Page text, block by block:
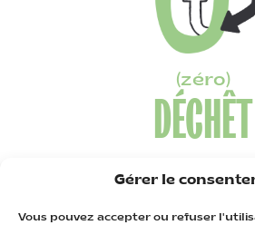
Gérer le
Vous pouvez accepter ou refuser
(zéro)
DÉCHÊT
sacs et sachets réutilisables et